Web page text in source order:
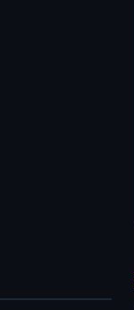
大陆
动漫